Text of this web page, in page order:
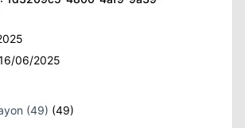
06/2025
(49) (49)